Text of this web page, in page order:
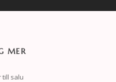
MER
till salu